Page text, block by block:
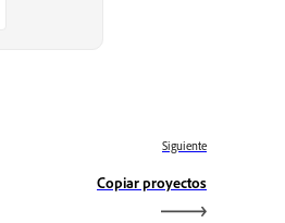
Siguiente
Copiar proyectos